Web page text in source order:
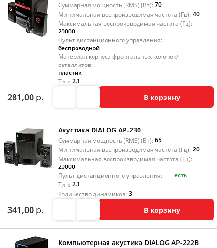
Суммарная мощность (RMS) (Вт): 70
Минимальная воспроизводимая частота (Гц): 40
Максимальная воспроизводимая частота (Гц):
20000
Пульт дистанционного управления:
беспроводной
Материал корпуса фронтальных колонок/
сателлитов:
пластик
Тип: 2.1
281,00 р. В корзину
Акустика DIALOG AP-230
Суммарная мощность (RMS) (Вт): 65
Минимальная воспроизводимая частота (Гц): 20
Максимальная воспроизводимая частота (Гц):
20000
Пульт дистанционного управления:
есть
Тип: 2.1
Количество динамиков: 3
341,00 р. В корзину
Компьютерная акустика DIALOG AP-222B